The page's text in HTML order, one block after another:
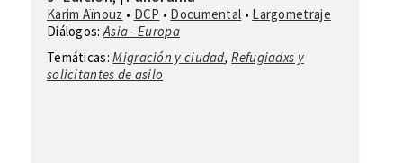
Karim Aïnouz • DCP • Documental • Largometraje
Diálogos:Asia - Europa
Temáticas: Migración y ciudad,Refugiadxs y
solicitantes de asilo